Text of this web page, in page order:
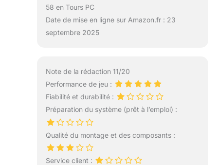
58 en Tours PC
Date de mise en ligne sur Amazon.fr : 23
septembre 2025
Note de la rédaction 11/20
Performance de jeu :
Fiabilité et durabilité :
Préparation du système (prêt à l’emploi) :
Qualité du montage et des composants :
Service client :